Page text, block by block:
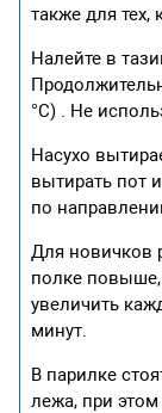
также для
Налейте в
°С) . Не
Насухо
вытирать пот
по
Для новичков
полке
увеличить
минут.
В парилке
лежа, при